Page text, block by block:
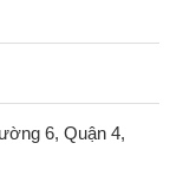
6, Quận 4,